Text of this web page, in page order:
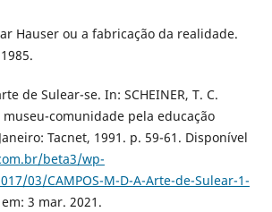
Hauser ou a fabricação da realidade.
de Sulear-se. In: SCHEINER, T. C.
comunidade pela educação
Tacnet, 1991. p. 59-61. Disponível
beta3/wp-
03/CAMPOS-M-D-A-Arte-de-Sulear-1-
3 mar. 2021.